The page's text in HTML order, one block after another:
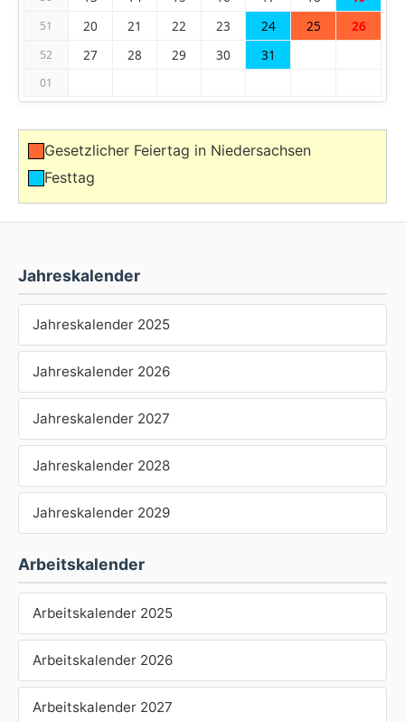
Jahreskalender
Jahreskalender 2025
Jahreskalender 2026
Jahreskalender 2027
Jahreskalender 2028
Jahreskalender 2029
Arbeitskalender
Arbeitskalender 2025
Arbeitskalender 2026
Arbeitskalender 2027
51 20 21 22 23 24 25 26
52 27 28 29 30 31
01
Gesetzlicher Feiertag in Niedersachsen
Festtag